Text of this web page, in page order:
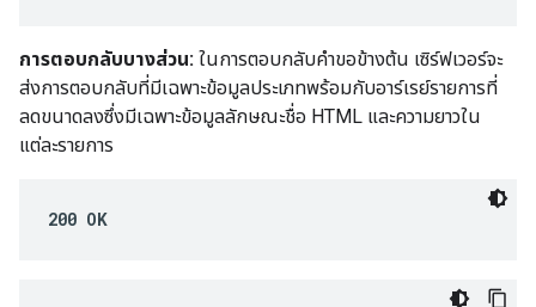
การตอบกลับบางส่วน: ในการตอบกลับคำขอข้างต้น เซิร์ฟเวอร์จะ
ส่งการตอบกลับที่มีเฉพาะข้อมูลประเภทพร้อมกับอาร์เรย์รายการที่
ลดขนาดลงซึ่งมีเฉพาะข้อมูลลักษณะชื่อ HTML และความยาวใน
แต่ละรายการ
200 OK